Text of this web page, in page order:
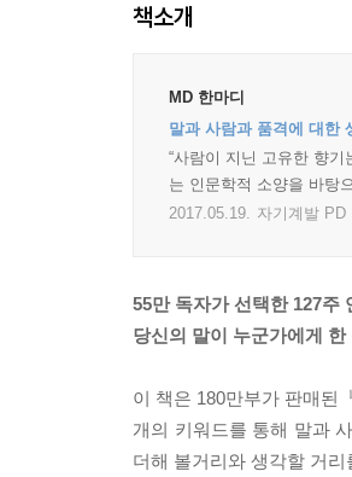
책소개
MD 한마디
말과 사람과 품격에 대한
“사람이 지닌 고유한 향
는 인문학적 소양을 바탕
2017.05.19. 자기계발 PD
55만 독자가 선택한 127주
당신의 말이 누군가에게
이 책은 180만부가 판매된
개의 키워드를 통해 말과
더해 볼거리와 생각할 거